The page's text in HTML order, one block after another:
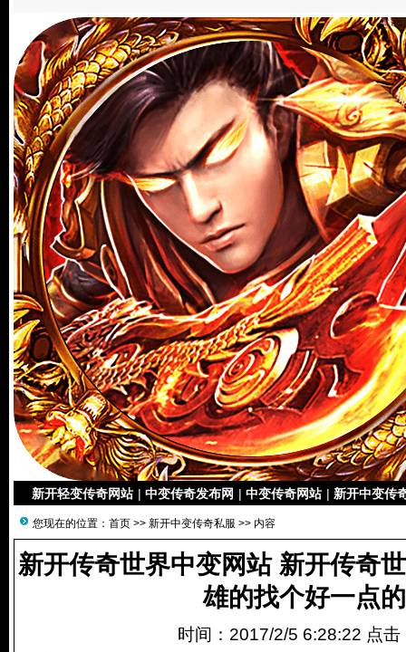
新开轻变传奇网站 | 中变传奇发布网 | 中变传奇网站 | 新开中变传
您现在的位置： 首页 >> 新开中变传奇私服 >> 内容
新开传奇世界中变网站 新开传奇
雄的找个好一点的
时间：2017/2/5 6:28:22 点击